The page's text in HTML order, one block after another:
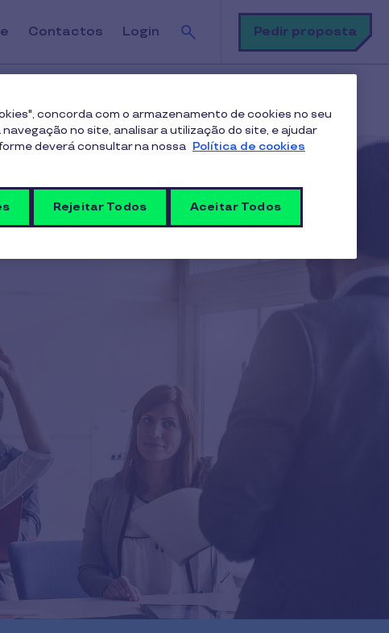
Contactos Login
Pesquisa
Pedir proposta
concorda com o armazenamento de cookies no seu
no site, analisar a utilização do site, e ajudar
deverá consultar na nossa Política de cookies
Rejeitar Todos Aceitar Todos